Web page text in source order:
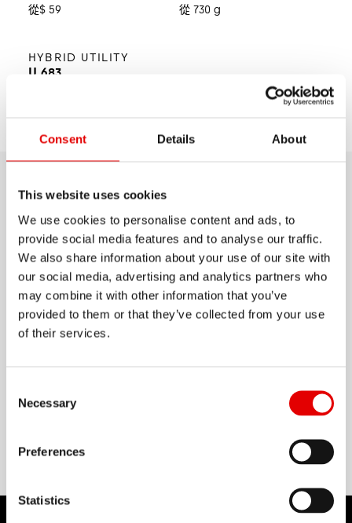
Consent Details About
This website uses cookies
We use cookies to personalise content and ads, to
provide social media features and to analyse our traffic.
We also share information about your use of our site with
our social media, advertising and analytics partners who
may combine it with other information that you’ve
provided to them or that they’ve collected from your use
of their services.
Necessary
Preferences
Statistics
從$ 59 從 730 g
HYBRID UTILITY
U 683
探索 選擇型號 產品支援
總覽
U 683 輪圈具有更大的橫截面， 能夠承受電動旅行自
行車更大的重量。 此款 27.5 吋輪圈的最大核准系統
重量達 180 kg， 方便用戶在市區通勤或探索新路
線， 即使在高負載下也能保證出色的輪組抗性。 提
供兩種版本：28 或 32 個輻條孔；輪圈內寬 35
物料